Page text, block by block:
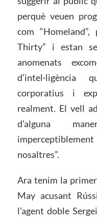
perquè veuen
com
Thirty” i estan
anomenats
corporatius i
realment. El vell
d’alguna
nosaltres”.
Ara tenim la
May acusant
l’agent doble